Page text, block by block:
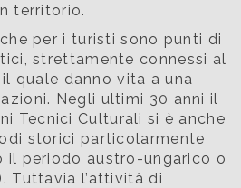
territorio.
per i turisti sono punti di
strettamente connessi al
quale danno vita a una
Negli ultimi 30 anni il
Tecnici Culturali si è anche
storici particolarmente
il periodo austro-ungarico o
Tuttavia l’attività di